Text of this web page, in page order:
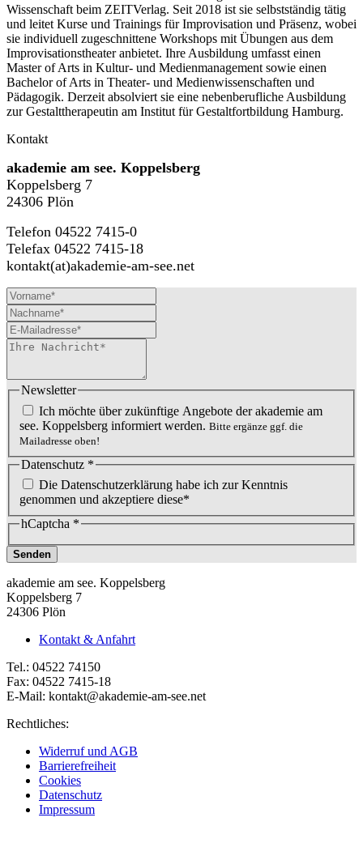
Wissenschaft beim ZEITVerlag. Seit 2018 ist sie selbstständig tätig
und leitet Kurse und Trainings für Improvisation und Präsenz, wobei
sie individuell zugeschnittene Workshops mit Übungen aus dem
Improvisationstheater anbietet. Ihre Ausbildung umfasst einen
Master of Arts in Kultur- und Medienmanagement sowie einen
Bachelor of Arts in Theater- und Medienwissenschaften und
Pädagogik. Derzeit absolviert sie eine nebenberufliche Ausbildung
zur Gestalttherapeutin am Institut für Gestaltfortbildung Hamburg.
Kontakt
akademie am see. Koppelsberg
Koppelsberg 7
24306 Plön
Telefon 04522 7415-0
Telefax 04522 7415-18
kontakt(at)akademie-am-see.net
Newsletter
Ich möchte über zukünftige Angebote der akademie am
see. Koppelsberg informiert werden. Bitte ergänze ggf. die
Mailadresse oben!
Datenschutz *
Die Datenschutzerklärung habe ich zur Kenntnis
genommen und akzeptiere diese*
hCaptcha *
Senden
akademie am see. Koppelsberg
Koppelsberg 7
24306 Plön
Kontakt & Anfahrt
Tel.: 04522 74150
Fax: 04522 7415-18
E-Mail: kontakt@akademie-am-see.net
Rechtliches:
Widerruf und AGB
Barrierefreiheit
Cookies
Datenschutz
Impressum